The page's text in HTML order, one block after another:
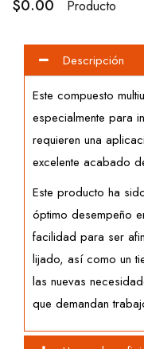
$0.00 Producto
Descripción
Este compuesto
especialmente para
requieren una
excelente acabado
Este producto ha
óptimo desempeño
facilidad para ser
lijado, así como un
las nuevas
que demandan